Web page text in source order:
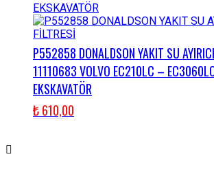
P552858 DONALDSON YAKIT SU
11110683 VOLVO EC210LC –
EKSKAVATÖR
₺610,00